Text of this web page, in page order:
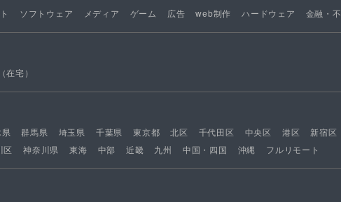
ソフトウェア メディア ゲーム 広告 web制作 ハードウェア 金融・
在宅）
群馬県 埼玉県 千葉県 東京都 北区 千代田区 中央区 港区 新宿区
区 神奈川県 東海 中部 近畿 九州 中国・四国 沖縄 フルリモート